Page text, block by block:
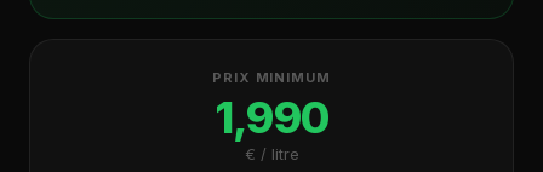
PRIX MINIMUM
1,990
€ / litre